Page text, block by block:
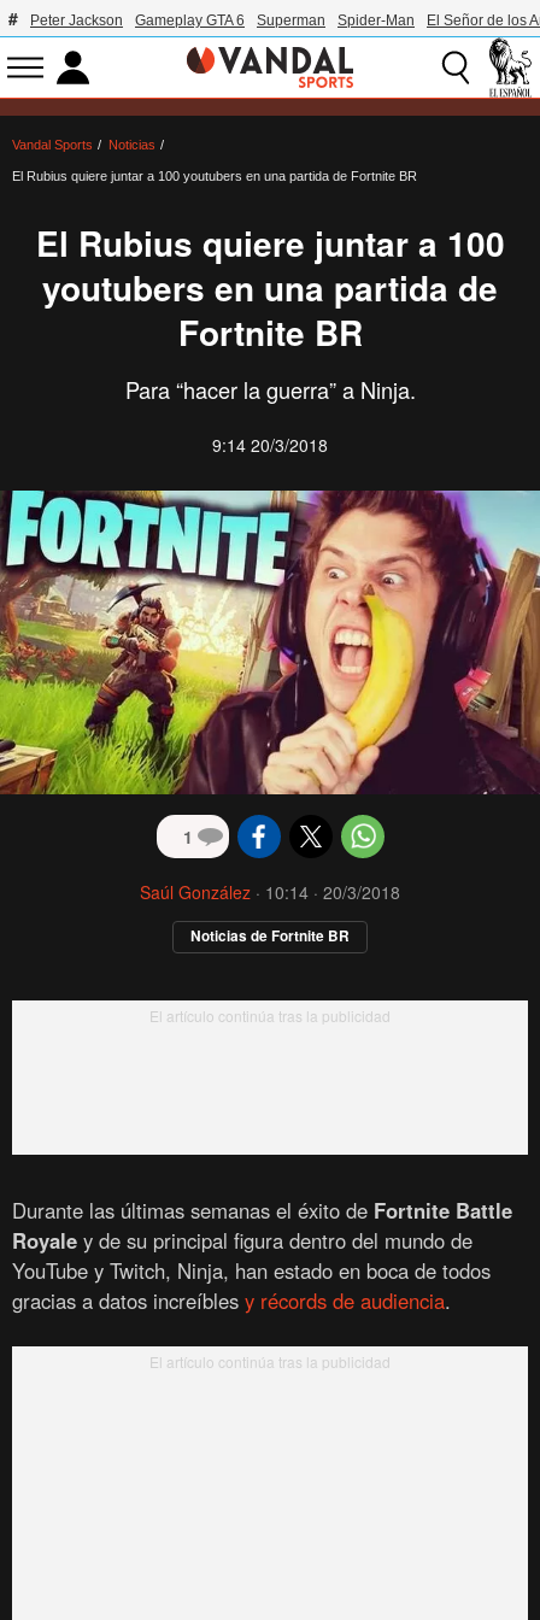
Peter Jackson Gameplay GTA 6 Superman Spider-Man El Señor de los
Vandal Sports Noticias
El Rubius quiere juntar a 100 youtubers en una partida de Fortnite BR
El Rubius quiere juntar a 100
youtubers en una partida de
Fortnite BR
Para “hacer la guerra” a Ninja.
9:14 20/3/2018
1
Saúl González · 10:14 · 20/3/2018
Noticias de Fortnite BR
Durante las últimas semanas el éxito de Fortnite Battle
Royale y de su principal figura dentro del mundo de
YouTube y Twitch, Ninja, han estado en boca de todos
gracias a datos increíblesy récords de audiencia.